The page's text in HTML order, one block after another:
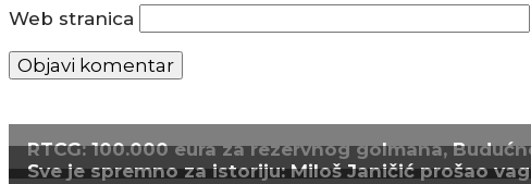
Web stranica
RTCG: 100.000 eura za rezervnog golmana,
Sve je spremno za istoriju: Miloš Janičić prošao